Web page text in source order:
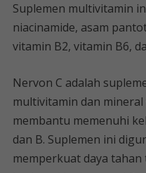
Suplemen multivitamin
niacinamide, asam
vitamin B2, vitamin B6,
Nervon C adalah
multivitamin dan
membantu memenuhi
dan B. Suplemen ini
memperkuat daya